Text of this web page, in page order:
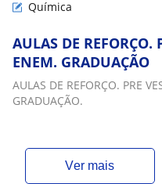
Química
AULAS DE REFORÇO.
ENEM. GRADUAÇÃO
AULAS DE REFORÇO. PRE
GRADUAÇÃO.
ver mais